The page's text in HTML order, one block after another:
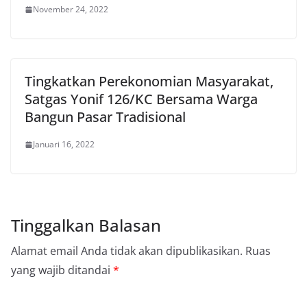
November 24, 2022
Tingkatkan Perekonomian Masyarakat,
Satgas Yonif 126/KC Bersama Warga
Bangun Pasar Tradisional
Januari 16, 2022
Tinggalkan Balasan
Alamat email Anda tidak akan dipublikasikan. Ruas
yang wajib ditandai *